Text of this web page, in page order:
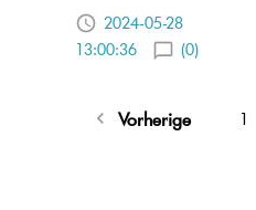
2024-05-28
13:00:36
(0)
Vorherige 1